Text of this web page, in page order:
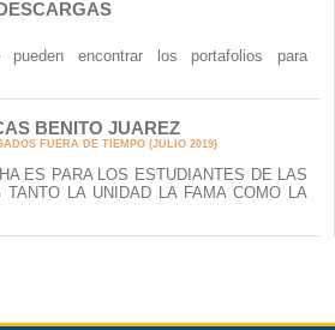
pueden encontrar los portafolios para
BENITO JUAREZ
FUERA DE TIEMPO (JULIO 2019)
ES PARA LOS ESTUDIANTES DE LAS
TANTO LA UNIDAD LA FAMA COMO LA